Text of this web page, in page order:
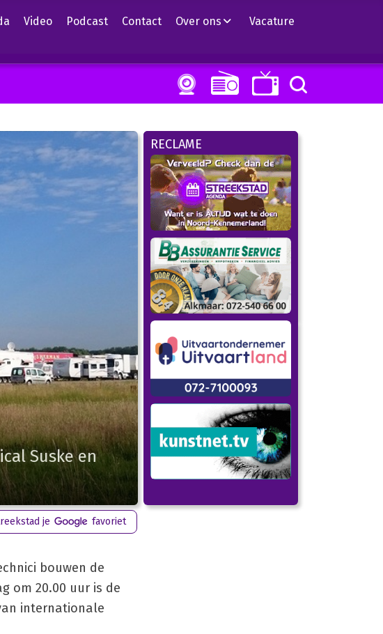
Video Podcast Contact Over ons Vacature
RECLAME
Suske en
je favoriet
bouwen de
om 20.00 uur is de
internationale